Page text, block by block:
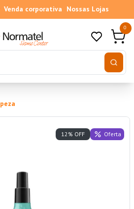
Venda corporativa Nossas Lojas
0
12% OFF Oferta